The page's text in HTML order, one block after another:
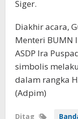
Siger.
Diakhir acara,
Menteri BUMN
ASDP Ira
simbolis
dalam rangka
(Adpim)
Ditag